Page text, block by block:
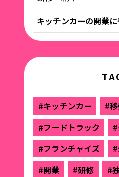
キッチンカーの開業
#キッチンカー
#
#フードトラック
#フランチャイズ
#開業
#研修 #